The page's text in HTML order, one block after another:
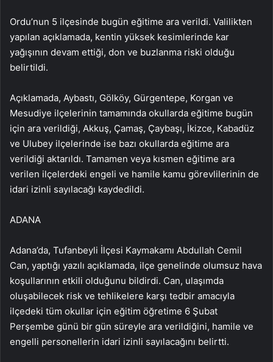
Ordu’nun 5 ilçesinde bugün eğitime ara verildi. Valilikten
yapılan açıklamada, kentin yüksek kesimlerinde kar
yağışının devam ettiği, don ve buzlanma riski olduğu
belirtildi.
Açıklamada, Aybastı, Gölköy, Gürgentepe, Korgan ve
Mesudiye ilçelerinin tamamında okullarda eğitime bugün
için ara verildiği, Akkuş, Çamaş, Çaybaşı, İkizce, Kabadüz
ve Ulubey ilçelerinde ise bazı okullarda eğitime ara
verildiği aktarıldı. Tamamen veya kısmen eğitime ara
verilen ilçelerdeki engeli ve hamile kamu görevlilerinin de
idari izinli sayılacağı kaydedildi.
ADANA
Adana’da, Tufanbeyli İlçesi Kaymakamı Abdullah Cemil
Can, yaptığı yazılı açıklamada, ilçe genelinde olumsuz hava
koşullarının etkili olduğunu bildirdi. Can, ulaşımda
oluşabilecek risk ve tehlikelere karşı tedbir amacıyla
ilçedeki tüm okullar için eğitim öğretime 6 Şubat
Perşembe günü bir gün süreyle ara verildiğini, hamile ve
engelli personellerin idari izinli sayılacağını belirtti.